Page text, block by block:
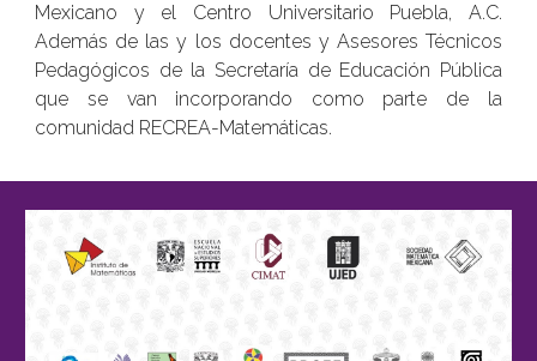
Mexicano y el Centro Universitario Puebla, A.C.
Además de las y los docentes y Asesores Técnicos
Pedagógicos de la Secretaría de Educación Pública
que se van incorporando como parte de la
comunidad RECREA-Matemáticas.